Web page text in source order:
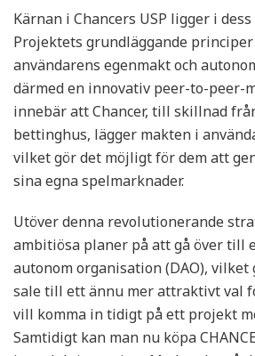
Kärnan i Chancers USP ligger i
Projektets grundläggande
användarens egenmakt och
därmed en innovativ peer-to-peer-
innebär att Chancer, till skillnad
bettinghus, lägger makten i
vilket gör det möjligt för dem att
sina egna spelmarknader.
Utöver denna revolutionerande
ambitiösa planer på att gå över till
autonom organisation (DAO), vilket
sale till ett ännu mer attraktivt val
vill komma in tidigt på ett projekt
Samtidigt kan man nu köpa